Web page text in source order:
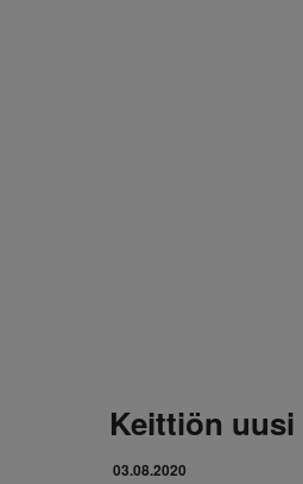
Keittiön uusi
03.08.2020